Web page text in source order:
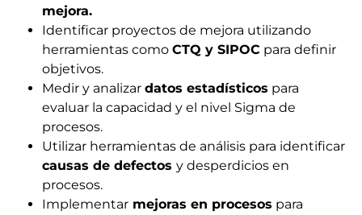
mejora.
Identificar proyectos de mejora utilizando
herramientas como CTQ y SIPOC para definir
objetivos.
Medir y analizar datos estadísticos para
evaluar la capacidad y el nivel Sigma de
procesos.
Utilizar herramientas de análisis para identificar
causas de defectos y desperdicios en
procesos.
Implementar mejoras en procesos para